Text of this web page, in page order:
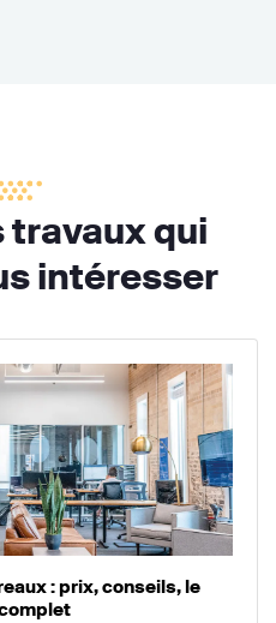
travaux qui
intéresser
: prix, conseils, le